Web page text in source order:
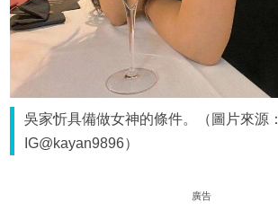
吳家忻具備做女神的條件。（圖片來源：
IG@kayan9896）
廣告